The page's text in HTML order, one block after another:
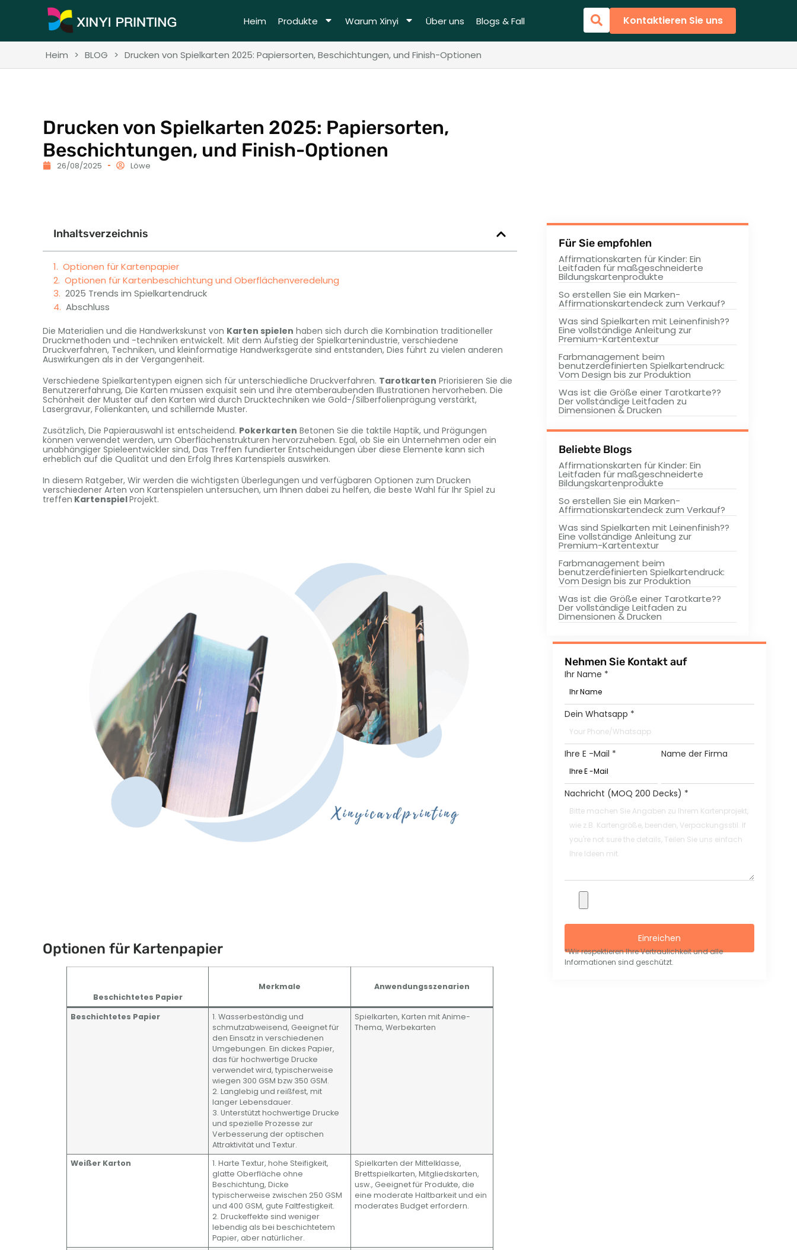
Heim Produkte Warum Xinyi Über uns Blogs & Fall Kontaktieren Sie uns
Heim > BLOG > Drucken von Spielkarten 2025: Papiersorten, Beschichtungen, und Finish-Optionen
Drucken von Spielkarten 2025: Papiersorten,
Beschichtungen, und Finish-Optionen
26/08/2025 Löwe
Inhaltsverzeichnis
Optionen für Kartenpapier
Optionen für Kartenbeschichtung und Oberflächenveredelung
2025 Trends im Spielkartendruck
Abschluss
Die Materialien und die Handwerkskunst von Karten spielen haben sich durch die Kombination traditioneller
Druckmethoden und -techniken entwickelt. Mit dem Aufstieg der Spielkartenindustrie, verschiedene
Druckverfahren, Techniken, und kleinformatige Handwerksgeräte sind entstanden, Dies führt zu vielen anderen
Auswirkungen als in der Vergangenheit.
Verschiedene Spielkartentypen eignen sich für unterschiedliche Druckverfahren. Tarotkarten Priorisieren Sie die
Benutzererfahrung, Die Karten müssen exquisit sein und ihre atemberaubenden Illustrationen hervorheben. Die
Schönheit der Muster auf den Karten wird durch Drucktechniken wie Gold-/Silberfolienprägung verstärkt,
Lasergravur, Folienkanten, und schillernde Muster.
Zusätzlich, Die Papierauswahl ist entscheidend. Pokerkarten Betonen Sie die taktile Haptik, und Prägungen
können verwendet werden, um Oberflächenstrukturen hervorzuheben. Egal, ob Sie ein Unternehmen oder ein
unabhängiger Spieleentwickler sind, Das Treffen fundierter Entscheidungen über diese Elemente kann sich
erheblich auf die Qualität und den Erfolg Ihres Kartenspiels auswirken.
In diesem Ratgeber, Wir werden die wichtigsten Überlegungen und verfügbaren Optionen zum Drucken
verschiedener Arten von Kartenspielen untersuchen, um Ihnen dabei zu helfen, die beste Wahl für Ihr Spiel zu
treffen KartenspielProjekt.
Optionen für Kartenpapier
Beschichtetes Papier
Merkmale Anwendungsszenarien
Beschichtetes Papier
1. Wasserbeständig und
schmutzabweisend, Geeignet für
den Einsatz in verschiedenen
Umgebungen. Ein dickes Papier,
das für hochwertige Drucke
verwendet wird, typischerweise
wiegen 300 GSM bzw 350 GSM.
2. Langlebig und reißfest, mit
langer Lebensdauer.
3. Unterstützt hochwertige Drucke
und spezielle Prozesse zur
Verbesserung der optischen
Attraktivität und Textur.
Spielkarten, Karten mit Anime-
Thema, Werbekarten
Weißer Karton
1. Harte Textur, hohe Steifigkeit,
glatte Oberfläche ohne
Beschichtung, Dicke
typischerweise zwischen 250 GSM
und 400 GSM, gute Faltfestigkeit.
2. Druckeffekte sind weniger
lebendig als bei beschichtetem
Papier, aber natürlicher.
Spielkarten der Mittelklasse,
Brettspielkarten, Mitgliedskarten,
usw., Geeignet für Produkte, die
eine moderate Haltbarkeit und ein
moderates Budget erfordern.
Für Sie empfohlen
Affirmationskarten für Kinder: Ein
Leitfaden für maßgeschneiderte
Bildungskartenprodukte
So erstellen Sie ein Marken-
Affirmationskartendeck zum Verkauf?
Was sind Spielkarten mit Leinenfinish??
Eine vollständige Anleitung zur
Premium-Kartentextur
Farbmanagement beim
benutzerdefinierten Spielkartendruck:
Vom Design bis zur Produktion
Was ist die Größe einer Tarotkarte??
Der vollständige Leitfaden zu
Dimensionen & Drucken
Beliebte Blogs
Affirmationskarten für Kinder: Ein
Leitfaden für maßgeschneiderte
Bildungskartenprodukte
So erstellen Sie ein Marken-
Affirmationskartendeck zum Verkauf?
Was sind Spielkarten mit Leinenfinish??
Eine vollständige Anleitung zur
Premium-Kartentextur
Farbmanagement beim
benutzerdefinierten Spielkartendruck:
Vom Design bis zur Produktion
Was ist die Größe einer Tarotkarte??
Der vollständige Leitfaden zu
Dimensionen & Drucken
Nehmen Sie Kontakt auf
Ihr Name *
Dein Whatsapp *
Ihre E -Mail * Name der Firma
Nachricht (MOQ 200 Decks) *
Einreichen
*Wir respektieren Ihre Vertraulichkeit und alle
Informationen sind geschützt.